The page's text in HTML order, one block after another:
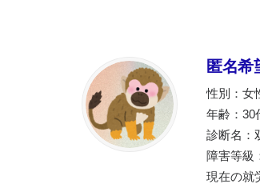
匿名希
性別：女
年齢：30
診断名：
障害等級
現在の就